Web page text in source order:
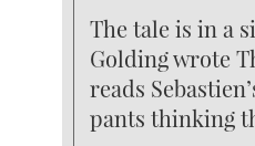
The tale is in a
Golding wrote
reads
pants thinking